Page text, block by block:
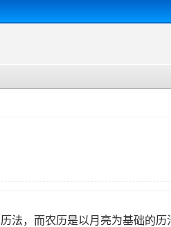
法，而农历是以月亮为基础的历